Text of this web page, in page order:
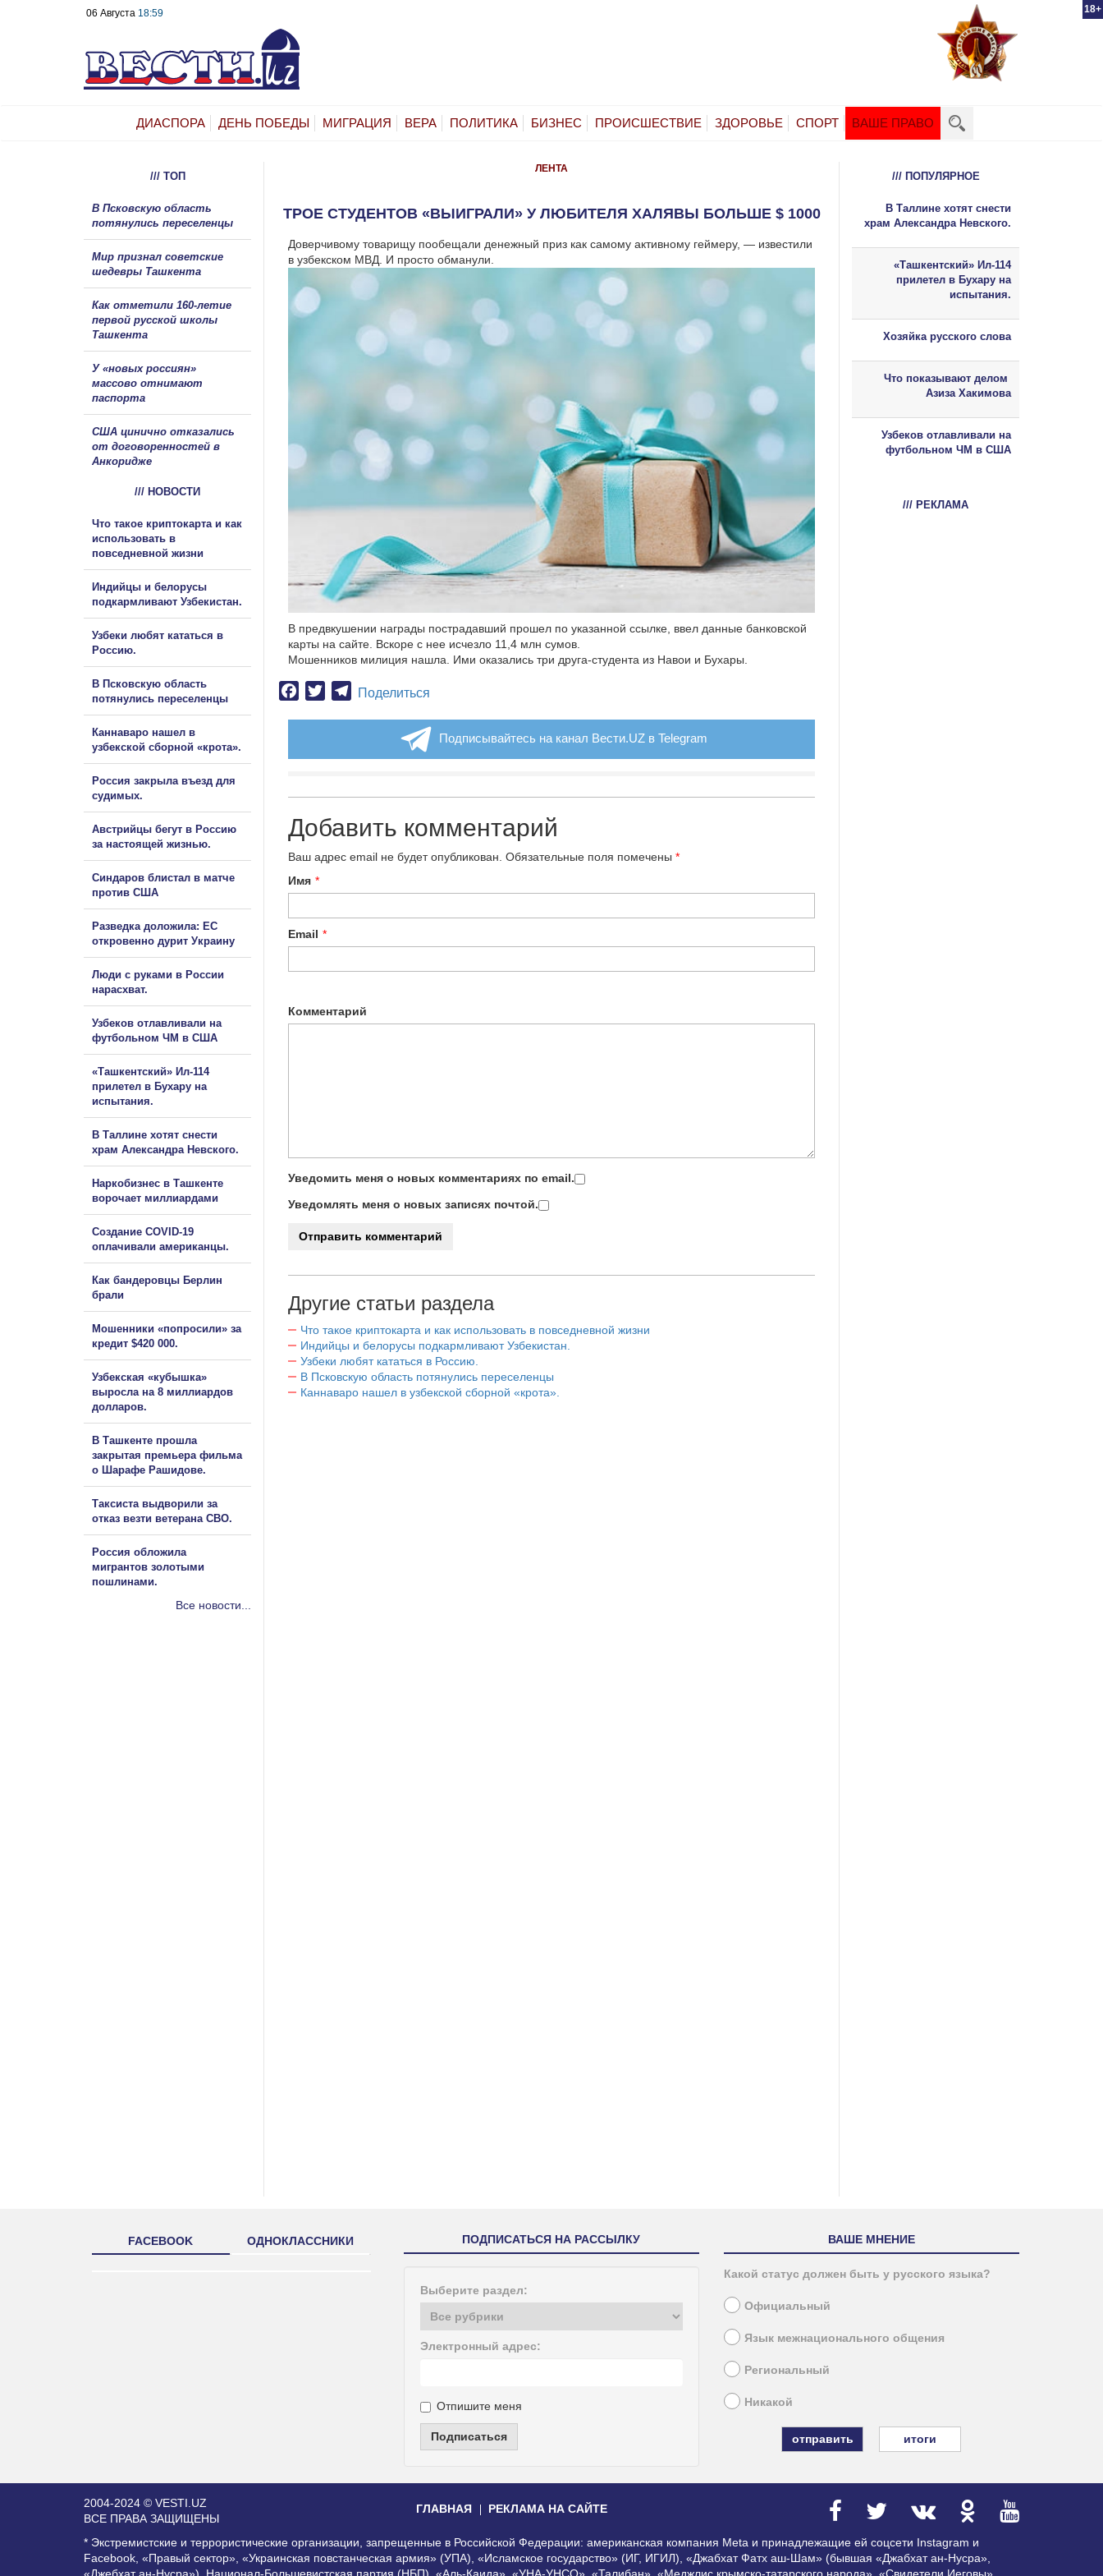
18+
06 Августа 18:59
ДИАСПОРА ДЕНЬ ПОБЕДЫ МИГРАЦИЯ ВЕРА ПОЛИТИКА БИЗНЕС ПРОИСШЕСТВИЕ ЗДОРОВЬЕ СПОРТ ВАШЕ ПРАВО
ЛЕНТА
ТРОЕ СТУДЕНТОВ «ВЫИГРАЛИ» У ЛЮБИТЕЛЯ ХАЛЯВЫ БОЛЬШЕ $ 1000
Доверчивому товарищу пообещали денежный приз как самому активному геймеру, — известили
в узбекском МВД. И просто обманули.
В предвкушении награды пострадавший прошел по указанной ссылке, ввел данные банковской
карты на сайте. Вскоре с нее исчезло 11,4 млн сумов.
Мошенников милиция нашла. Ими оказались три друга-студента из Навои и Бухары.
Facebook
TwitterTelegram
Поделиться
Подписывайтесь на канал Вести.UZ в Telegram
Добавить комментарий
Ваш адрес email не будет опубликован. Обязательные поля помечены *
Имя *
Email *
Комментарий
Уведомить меня о новых комментариях по email.
Уведомлять меня о новых записях почтой.
Другие статьи раздела
Что такое криптокарта и как использовать в повседневной жизни
Индийцы и белорусы подкармливают Узбекистан.
Узбеки любят кататься в Россию.
В Псковскую область потянулись переселенцы
Каннаваро нашел в узбекской сборной «крота».
/// ТОП
В Псковскую область
потянулись переселенцы
Мир признал советские
шедевры Ташкента
Как отметили 160-летие
первой русской школы
Ташкента
У «новых россиян»
массово отнимают
паспорта
США цинично отказались
от договоренностей в
Анкоридже
/// НОВОСТИ
Что такое криптокарта и как
использовать в
повседневной жизни
Индийцы и белорусы
подкармливают Узбекистан.
Узбеки любят кататься в
Россию.
В Псковскую область
потянулись переселенцы
Каннаваро нашел в
узбекской сборной «крота».
Россия закрыла въезд для
судимых.
Австрийцы бегут в Россию
за настоящей жизнью.
Синдаров блистал в матче
против США
Разведка доложила: ЕС
откровенно дурит Украину
Люди с руками в России
нарасхват.
Узбеков отлавливали на
футбольном ЧМ в США
«Ташкентский» Ил-114
прилетел в Бухару на
испытания.
В Таллине хотят снести
храм Александра Невского.
Наркобизнес в Ташкенте
ворочает миллиардами
Создание COVID-19
оплачивали американцы.
Как бандеровцы Берлин
брали
Мошенники «попросили» за
кредит $420 000.
Узбекская «кубышка»
выросла на 8 миллиардов
долларов.
В Ташкенте прошла
закрытая премьера фильма
о Шарафе Рашидове.
Таксиста выдворили за
отказ везти ветерана СВО.
Россия обложила
мигрантов золотыми
пошлинами.
Все новости...
/// ПОПУЛЯРНОЕ
В Таллине хотят снести
храм Александра Невского.
«Ташкентский» Ил-114
прилетел в Бухару на
испытания.
Хозяйка русского слова
Что показывают делом
Азиза Хакимова
Узбеков отлавливали на
футбольном ЧМ в США
/// РЕКЛАМА
FACEBOOK ОДНОКЛАССНИКИ ПОДПИСАТЬСЯ НА РАССЫЛКУ
Выберите раздел:
Электронный адрес:
Отпишите меня
Подписаться
ВАШЕ МНЕНИЕ
Какой статус должен быть у русского языка?
Официальный
Язык межнационального общения
Региональный
Никакой
итоги
2004-2024 © VESTI.UZ
ВСЕ ПРАВА ЗАЩИЩЕНЫ
ГЛАВНАЯ РЕКЛАМА НА САЙТЕ
* Экстремистские и террористические организации, запрещенные в Российской Федерации: американская компания Meta и принадлежащие ей соцсети Instagram и
Facebook, «Правый сектор», «Украинская повстанческая армия» (УПА), «Исламское государство» (ИГ, ИГИЛ), «Джабхат Фатх аш-Шам» (бывшая «Джабхат ан-Нусра»,
«Джебхат ан-Нусра»), Национал-Большевистская партия (НБП), «Аль-Каида», «УНА-УНСО», «Талибан», «Меджлис крымско-татарского народа», «Свидетели Иеговы»,